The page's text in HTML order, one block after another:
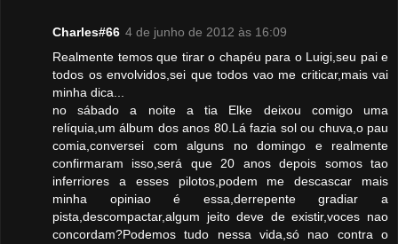
Charles#66 4 de junho de 2012 às 16:09
Realmente temos que tirar o chapéu para o Luigi,seu pai e
todos os envolvidos,sei que todos vao me criticar,mais vai
minha dica...
no sábado a noite a tia Elke deixou comigo uma
relíquia,um álbum dos anos 80.Lá fazia sol ou chuva,o pau
comia,conversei com alguns no domingo e realmente
confirmaram isso,será que 20 anos depois somos tao
inferriores a esses pilotos,podem me descascar mais
minha opiniao é essa,derrepente gradiar a
pista,descompactar,algum jeito deve de existir,voces nao
concordam?Podemos tudo nessa vida,só nao contra o